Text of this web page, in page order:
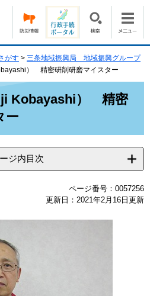
がす > 三条地域振興局 地域振興グループ
） 精密研削研磨マイスター
Kobayashi） 精密
ー
ジ内目次
ページ番号：0057256
更新日：2021年2月16日更新